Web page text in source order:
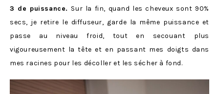
3 de puissance. Sur la fin, quand les cheveux sont 90%
secs, je retire le diffuseur, garde la même puissance et
passe au niveau froid, tout en secouant plus
vigoureusement la tête et en passant mes doigts dans
mes racines pour les décoller et les sécher à fond.